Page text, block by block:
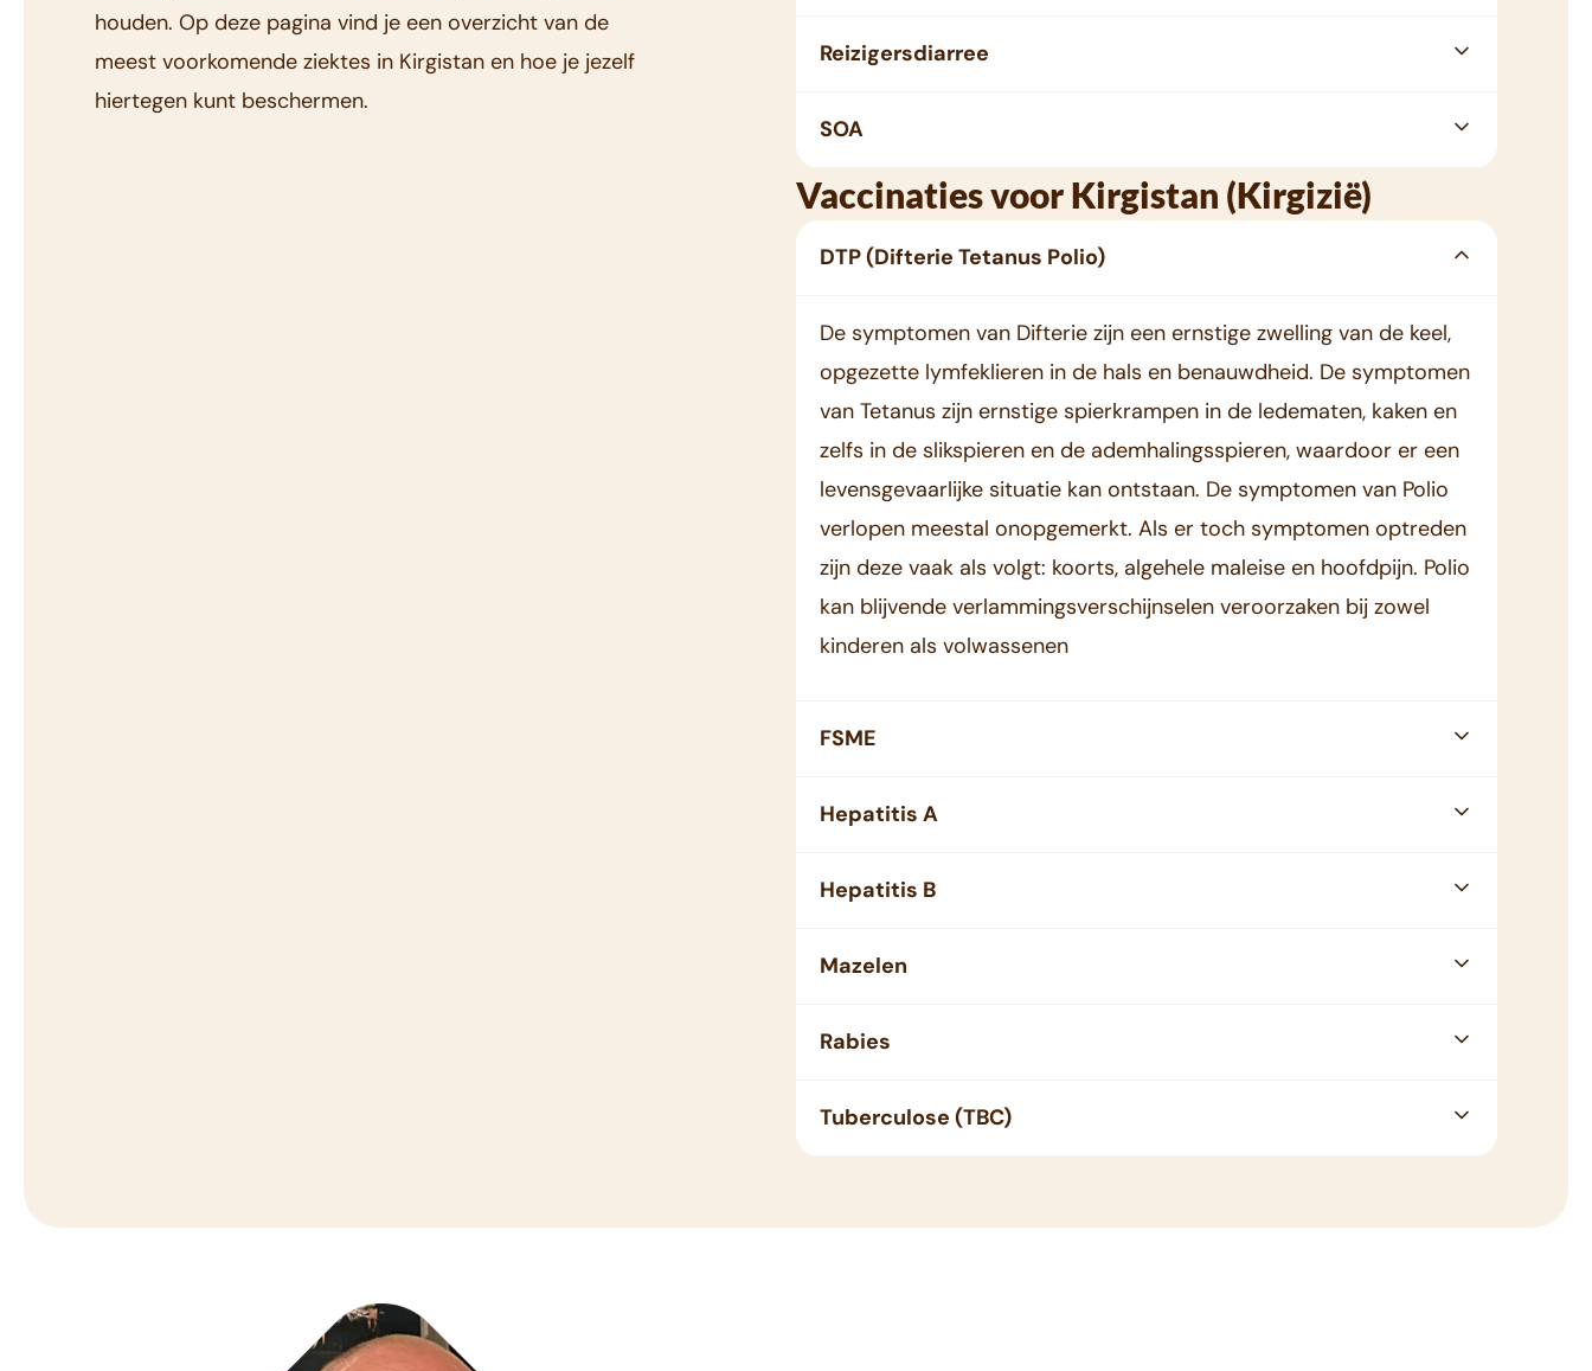
houden. Op deze pagina vind je een overzicht van de
meest voorkomende ziektes in Kirgistan en hoe je jezelf
hiertegen kunt beschermen.
Reizigersdiarree
SOA
Vaccinaties voor Kirgistan (Kirgizië)
DTP (Difterie Tetanus Polio)
De symptomen van Difterie zijn een ernstige zwelling van de keel,
opgezette lymfeklieren in de hals en benauwdheid. De symptomen
van Tetanus zijn ernstige spierkrampen in de ledematen, kaken en
zelfs in de slikspieren en de ademhalingsspieren, waardoor er een
levensgevaarlijke situatie kan ontstaan. De symptomen van Polio
verlopen meestal onopgemerkt. Als er toch symptomen optreden
zijn deze vaak als volgt: koorts, algehele maleise en hoofdpijn. Polio
kan blijvende verlammingsverschijnselen veroorzaken bij zowel
kinderen als volwassenen
FSME
Hepatitis A
Hepatitis B
Mazelen
Rabies
Tuberculose (TBC)